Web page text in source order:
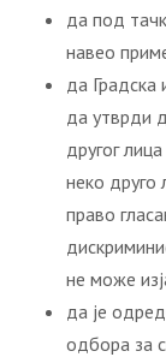
да под
навео
да Градска
да утврди
другог
неко друго
право
не може
да је
одбора за